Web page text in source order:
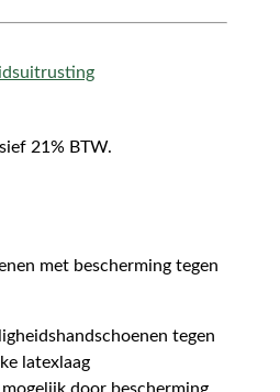
21% BTW.
met bescherming tegen
tegen
latexlaag